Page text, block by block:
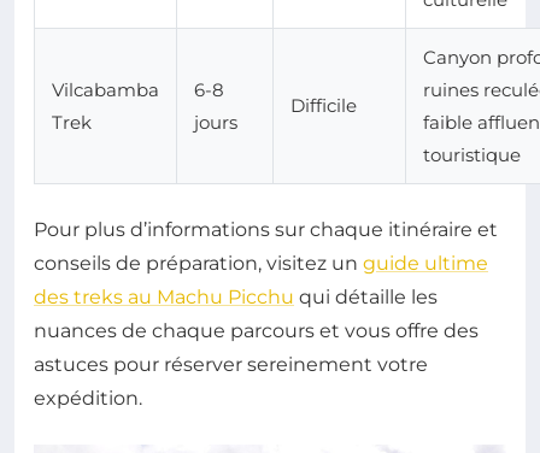
Vilcabamba
Trek
6-8
jours
Difficile
Canyon
ruines
faible
touristique
Pour plus d’informations sur chaque itinéraire et
conseils de préparation, visitez un guide ultime
des treks au Machu Picchu qui détaille les
nuances de chaque parcours et vous offre des
astuces pour réserver sereinement votre
expédition.